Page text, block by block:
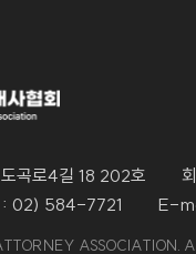
곡로4길 18 202호
02) 584-7721 E-
ASSOCIATION.